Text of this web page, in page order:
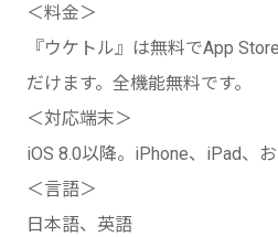
＜料金＞
『ウケトル』は無料でApp
だけます。全機能無料です。
＜対応端末＞
iOS 8.0以降。iPhone、iPad、
＜言語＞
日本語、英語